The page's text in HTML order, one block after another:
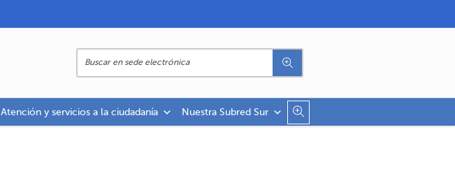
Atención y servicios a la ciudadanía Nuestra Subred Sur